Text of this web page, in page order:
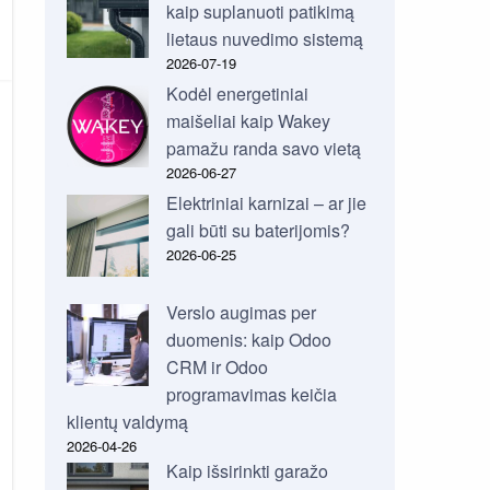
kaip suplanuoti patikimą
lietaus nuvedimo sistemą
2026-07-19
Kodėl energetiniai
maišeliai kaip Wakey
pamažu randa savo vietą
2026-06-27
Elektriniai karnizai – ar jie
gali būti su baterijomis?
2026-06-25
Verslo augimas per
duomenis: kaip Odoo
CRM ir Odoo
programavimas keičia
klientų valdymą
2026-04-26
Kaip išsirinkti garažo